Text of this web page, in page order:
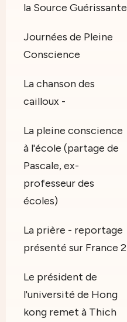
la Source Guérissante
Journées de Pleine
Conscience
La chanson des
cailloux -
La pleine conscience
à l'école (partage de
Pascale, ex-
professeur des
écoles)
La prière - reportage
présenté sur France 2
Le président de
l'université de Hong
kong remet à Thich